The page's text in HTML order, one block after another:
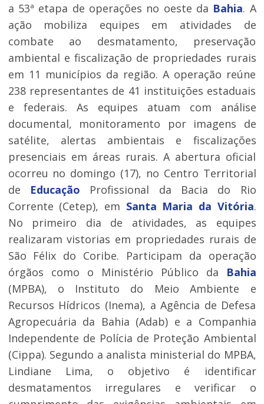
a 53ª etapa de operações no oeste da Bahia. A
ação mobiliza equipes em atividades de
combate ao desmatamento, preservação
ambiental e fiscalização de propriedades rurais
em 11 municípios da região. A operação reúne
238 representantes de 41 instituições estaduais
e federais. As equipes atuam com análise
documental, monitoramento por imagens de
satélite, alertas ambientais e fiscalizações
presenciais em áreas rurais. A abertura oficial
ocorreu no domingo (17), no Centro Territorial
de Educação Profissional da Bacia do Rio
Corrente (Cetep), em Santa Maria da Vitória.
No primeiro dia de atividades, as equipes
realizaram vistorias em propriedades rurais de
São Félix do Coribe. Participam da operação
órgãos como o Ministério Público da
Bahia
(MPBA), o Instituto do Meio Ambiente e
Recursos Hídricos (Inema), a Agência de Defesa
Agropecuária da Bahia (Adab) e a Companhia
Independente de Polícia de Proteção Ambiental
(Cippa). Segundo a analista ministerial do MPBA,
Lindiane Lima, o objetivo é identificar
desmatamentos irregulares e verificar o